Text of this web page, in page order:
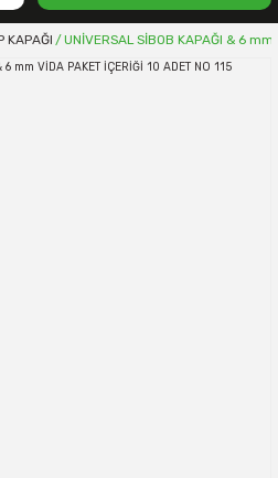
KAPAĞI UNİVERSAL SİBOB KAPAĞI & 6 mm